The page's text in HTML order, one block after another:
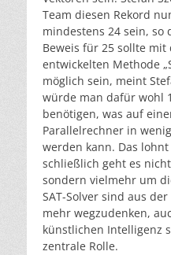
Team diesen Rekord
mindestens 24 sein, so
Beweis für 25 sollte mit
entwickelten Methode
möglich sein, meint
würde man dafür wohl
benötigen, was auf
Parallelrechner in
werden kann. Das
schließlich geht es
sondern vielmehr um
SAT-Solver sind aus
mehr wegzudenken,
künstlichen Intelligenz
zentrale Rolle.